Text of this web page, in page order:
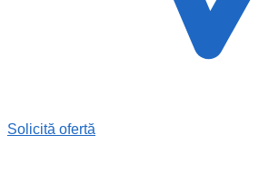
Solicită ofertă